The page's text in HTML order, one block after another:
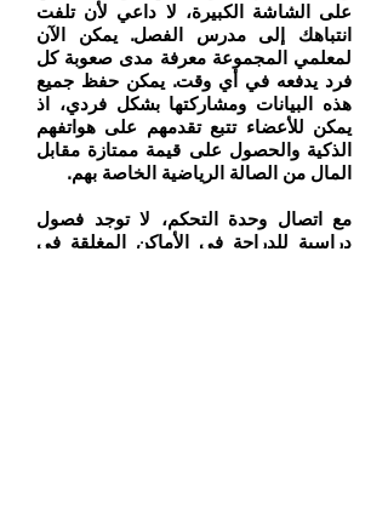
على الشاشة الكبيرة، لا داعي لأن تلفت
انتباهك إلى مدرس الفصل. يمكن الآن
لمعلمي المجموعة معرفة مدى صعوبة كل
فرد يدفعه في أي وقت. يمكن حفظ جميع
هذه البيانات ومشاركتها بشكل فردي، اذ
يمكن للأعضاء تتبع تقدمهم على هواتفهم
الذكية والحصول على قيمة ممتازة مقابل
المال من الصالة الرياضية الخاصة بهم.
مع اتصال وحدة التحكم، لا توجد فصول
دراسية للدراجة في الأماكن المغلقة في